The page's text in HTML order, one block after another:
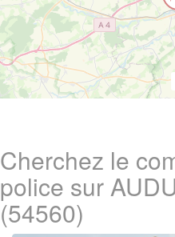
Cherchez le
police sur
(54560)